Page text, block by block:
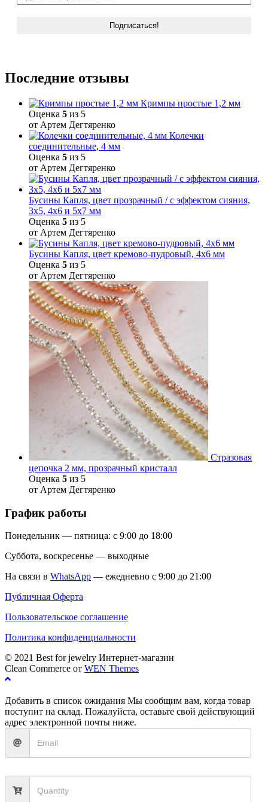
Последние отзывы
Кримпы простые 1,2 мм
Оценка 5 из 5
от Артем Дегтяренко
Колечки
соединительные, 4 мм
Оценка 5 из 5
от Артем Дегтяренко
Бусины Капля, цвет прозрачный / с эффектом сияния,
3х5, 4х6 и 5х7 мм
Оценка 5 из 5
от Артем Дегтяренко
Бусины Капля, цвет кремово-пудровый, 4х6 мм
Оценка 5 из 5
от Артем Дегтяренко
Стразовая
цепочка 2 мм, прозрачный кристалл
Оценка 5 из 5
от Артем Дегтяренко
График работы
Понедельник — пятница: с 9:00 до 18:00
Суббота, воскресенье — выходные
На связи в WhatsApp — ежедневно с 9:00 до 21:00
Публичная Оферта
Пользовательское соглашение
Политика конфиденциальности
© 2021 Best for jewelry Интернет-магазин
Clean Commerce от WEN Themes
Добавить в список ожидания Мы сообщим вам, когда товар
поступит на склад. Пожалуйста, оставьте свой действующий
адрес электронной почты ниже.